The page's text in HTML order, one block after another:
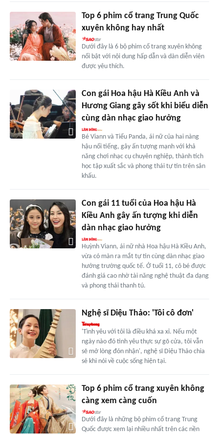
Top 6 phim cổ trang Trung Quốc
xuyên không hay nhất
Dưới đây là 6 bộ phim cổ trang xuyên không
nổi bật với nội dung hấp dẫn và dàn diễn viên
được yêu thích.
Con gái Hoa hậu Hà Kiều Anh và
Hương Giang gây sốt khi biểu diễn
cùng dàn nhạc giao hưởng
Bé Viann và Tiểu Panda, ái nữ của hai nàng
hậu nổi tiếng, gây ấn tượng mạnh với khả
năng chơi nhạc cụ chuyên nghiệp, thành tích
học tập xuất sắc và phong thái tự tin trên sân
khấu.
Con gái 11 tuổi của Hoa hậu Hà
Kiều Anh gây ấn tượng khi diễn
dàn nhạc giao hưởng
Huỳnh Viann, ái nữ nhà Hoa hậu Hà Kiều Anh,
vừa có màn ra mắt tự tin cùng dàn nhạc giao
hưởng trường quốc tế. Ở tuổi 11, cô bé được
đánh giá cao nhờ tài năng nghệ thuật đa dạng
và phong thái thanh tú.
Nghệ sĩ Diệu Thảo: 'Tôi cô đơn'
'Tình yêu với tôi là điều khá xa xỉ. Nếu một
ngày nào đó tình yêu thực sự gõ cửa, tôi vẫn
sẽ mở lòng đón nhận', nghệ sĩ Diệu Thảo chia
sẻ khi nói về cuộc sống hiện tại.
Top 6 phim cổ trang xuyên không
càng xem càng cuốn
Dưới đây là những bộ phim cổ trang Trung
Quốc được xem lại nhiều nhất trên các nền